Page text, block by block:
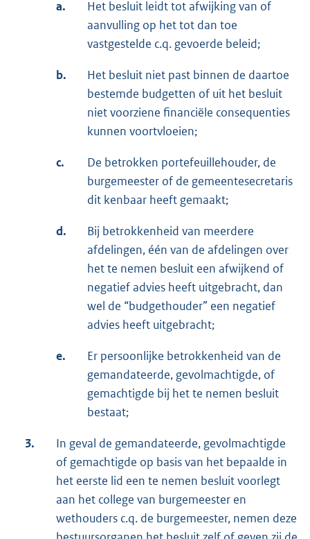
a.
Het besluit leidt tot afwijking van of
aanvulling op het tot dan toe
vastgestelde c.q. gevoerde beleid;
b.
Het besluit niet past binnen de daartoe
bestemde budgetten of uit het besluit
niet voorziene financiële consequenties
kunnen voortvloeien;
c.
De betrokken portefeuillehouder, de
burgemeester of de gemeentesecretaris
dit kenbaar heeft gemaakt;
d.
Bij betrokkenheid van meerdere
afdelingen, één van de afdelingen over
het te nemen besluit een afwijkend of
negatief advies heeft uitgebracht, dan
wel de “budgethouder” een negatief
advies heeft uitgebracht;
e.
Er persoonlijke betrokkenheid van de
gemandateerde, gevolmachtigde, of
gemachtigde bij het te nemen besluit
bestaat;
3.
In geval de gemandateerde, gevolmachtigde
of gemachtigde op basis van het bepaalde in
het eerste lid een te nemen besluit voorlegt
aan het college van burgemeester en
wethouders c.q. de burgemeester, nemen deze